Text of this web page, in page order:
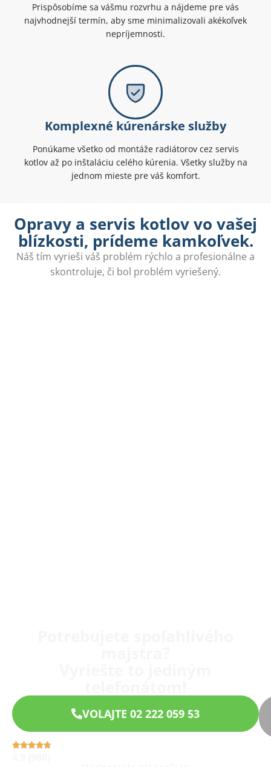
Prispôsobíme sa vášmu rozvrhu a nájdeme pre vás
najvhodnejší termín, aby sme minimalizovali akékoľvek
nepríjemnosti.
Komplexné kúrenárske služby
Ponúkame všetko od montáže radiátorov cez servis
kotlov až po inštaláciu celého kúrenia. Všetky služby na
jednom mieste pre váš komfort.
Opravy a servis kotlov vo vašej
blízkosti, prídeme kamkoľvek.
Náš tím vyrieši váš problém rýchlo a profesionálne a
skontroluje, či bol problém vyriešený.
VOLAJTE 02 222 059 53